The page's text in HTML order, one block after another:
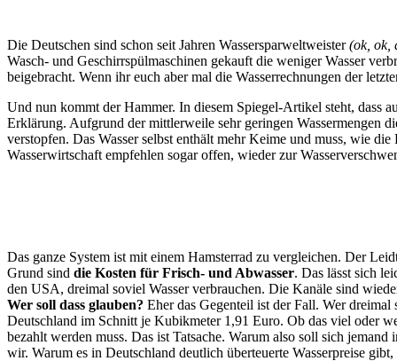
Die Deutschen sind schon seit Jahren Wassersparweltweister(ok, ok,
Wasch- und Geschirrspülmaschinen gekauft die weniger Wasser
beigebracht. Wenn ihr euch aber mal die Wasserrechnungen der
Und nun kommt der Hammer. In diesem Spiegel-Artikel steht, dass
Erklärung. Aufgrund der mittlerweile sehr geringen Wassermengen
verstopfen. Das Wasser selbst enthält mehr Keime und muss, wie
Wasserwirtschaft empfehlen sogar offen, wieder zur
Das ganze System ist mit einem Hamsterrad zu vergleichen. Der
Grund sind die Kosten für Frisch- und Abwasser. Das lässt sich
den USA, dreimal soviel Wasser verbrauchen. Die Kanäle sind
Wer soll dass glauben? Eher das Gegenteil ist der Fall. Wer
Deutschland im Schnitt je Kubikmeter 1,91 Euro. Ob das viel oder
bezahlt werden muss. Das ist Tatsache. Warum also soll sich
wir. Warum es in Deutschland deutlich überteuerte Wasserpreise